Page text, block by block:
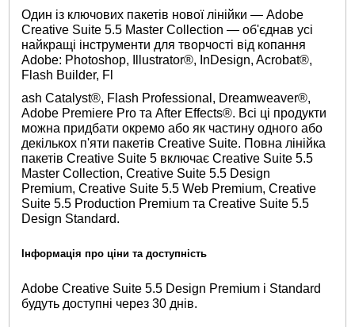
Один із ключових пакетів нової лінійки — Adobe
Creative Suite 5.5 Master Collection — об'єднав усі
найкращі інструменти для творчості від копання
Adobe: Photoshop, Illustrator®, InDesign, Acrobat®,
Flash Builder, Fl
ash Catalyst®, Flash Professional, Dreamweaver®,
Adobe Premiere Pro та After Effects®. Всі ці продукти
можна придбати окремо або як частину одного або
декількох п'яти пакетів Creative Suite. Повна лінійка
пакетів Creative Suite 5 включає Creative Suite 5.5
Master Collection, Creative Suite 5.5 Design
Premium, Creative Suite 5.5 Web Premium, Creative
Suite 5.5 Production Premium та Creative Suite 5.5
Design Standard.
Інформація про ціни та доступність
Adobe Creative Suite 5.5 Design Premium і Standard
будуть доступні через 30 днів.